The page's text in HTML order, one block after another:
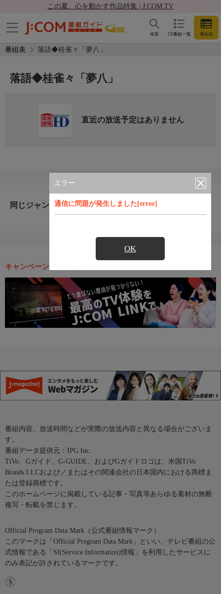
この夏、心を動かす作品特集 | J:COM TV
CS番組一覧 番組表
検索
番組表 落語◆桂雀々「夢八」
エラー
通信に問題が発生しました[error]
OK
落語◆桂雀々「夢八」
直近の放送予定はありません
同じジャンルのおすすめ番組
キャンペーン・お得な情報
番組内容、放送時間などが実際の放送内容と異なる場合がございま
す。
番組データ提供元：IPG Inc.
TiVo、Gガイド、G-GUIDE、およびGガイドロゴは、米国TiVo
Brands LLCおよび／またはその関連会社の日本国内における商標ま
たは登録商標です。
このホームページに掲載している記事・写真等あらゆる素材の無断
複写・転載を禁じます。
Official Program Data Mark（公式番組情報マーク）
このマークは「Official Program Data Mark」といい、テレビ番組の公
式情報である「SI(Service Information)情報」を利用したサービスに
のみ表記が許されているマークです。